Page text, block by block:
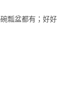
瓢盆都有；好好